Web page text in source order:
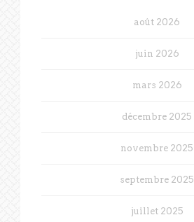
août 2026
juin 2026
mars 2026
décembre 2025
novembre 2025
septembre 2025
juillet 2025